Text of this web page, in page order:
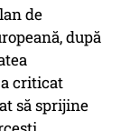
de
după
criticat
să sprijine